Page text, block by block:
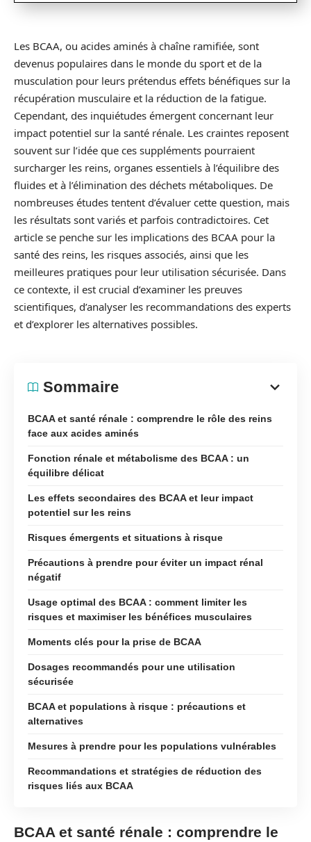
Les BCAA, ou acides aminés à chaîne ramifiée, sont
devenus populaires dans le monde du sport et de la
musculation pour leurs prétendus effets bénéfiques sur la
récupération musculaire et la réduction de la fatigue.
Cependant, des inquiétudes émergent concernant leur
impact potentiel sur la santé rénale. Les craintes reposent
souvent sur l’idée que ces suppléments pourraient
surcharger les reins, organes essentiels à l’équilibre des
fluides et à l’élimination des déchets métaboliques. De
nombreuses études tentent d’évaluer cette question, mais
les résultats sont variés et parfois contradictoires. Cet
article se penche sur les implications des BCAA pour la
santé des reins, les risques associés, ainsi que les
meilleures pratiques pour leur utilisation sécurisée. Dans
ce contexte, il est crucial d’examiner les preuves
scientifiques, d’analyser les recommandations des experts
et d’explorer les alternatives possibles.
Sommaire
BCAA et santé rénale : comprendre le rôle des reins
face aux acides aminés
Fonction rénale et métabolisme des BCAA : un
équilibre délicat
Les effets secondaires des BCAA et leur impact
potentiel sur les reins
Risques émergents et situations à risque
Précautions à prendre pour éviter un impact rénal
négatif
Usage optimal des BCAA : comment limiter les
risques et maximiser les bénéfices musculaires
Moments clés pour la prise de BCAA
Dosages recommandés pour une utilisation
sécurisée
BCAA et populations à risque : précautions et
alternatives
Mesures à prendre pour les populations vulnérables
Recommandations et stratégies de réduction des
risques liés aux BCAA
BCAA et santé rénale : comprendre le